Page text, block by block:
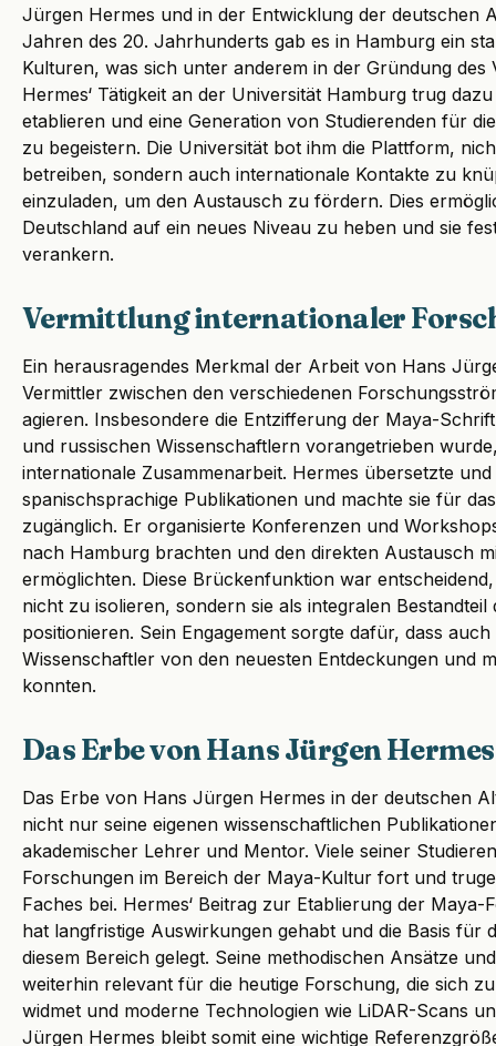
Jürgen Hermes und in der Entwicklung der deutschen
Jahren des 20. Jahrhunderts gab es in Hamburg ein
Kulturen, was sich unter anderem in der Gründung des
Hermes‘ Tätigkeit an der Universität Hamburg trug
etablieren und eine Generation von Studierenden für
zu begeistern. Die Universität bot ihm die Plattform,
betreiben, sondern auch internationale Kontakte zu
einzuladen, um den Austausch zu fördern. Dies
Deutschland auf ein neues Niveau zu heben und sie
verankern.
Vermittlung internationaler
Ein herausragendes Merkmal der Arbeit von Hans
Vermittler zwischen den verschiedenen
agieren. Insbesondere die Entzifferung der Maya-
und russischen Wissenschaftlern vorangetrieben
internationale Zusammenarbeit. Hermes übersetzte
spanischsprachige Publikationen und machte sie für
zugänglich. Er organisierte Konferenzen und
nach Hamburg brachten und den direkten Austausch
ermöglichten. Diese Brückenfunktion war
nicht zu isolieren, sondern sie als integralen
positionieren. Sein Engagement sorgte dafür, dass
Wissenschaftler von den neuesten Entdeckungen und
konnten.
Das Erbe von Hans Jürgen Hermes
Das Erbe von Hans Jürgen Hermes in der deutschen
nicht nur seine eigenen wissenschaftlichen
akademischer Lehrer und Mentor. Viele seiner
Forschungen im Bereich der Maya-Kultur fort und
Faches bei. Hermes‘ Beitrag zur Etablierung der
hat langfristige Auswirkungen gehabt und die Basis für
diesem Bereich gelegt. Seine methodischen Ansätze
weiterhin relevant für die heutige Forschung, die sich
widmet und moderne Technologien wie LiDAR-Scans
Jürgen Hermes bleibt somit eine wichtige